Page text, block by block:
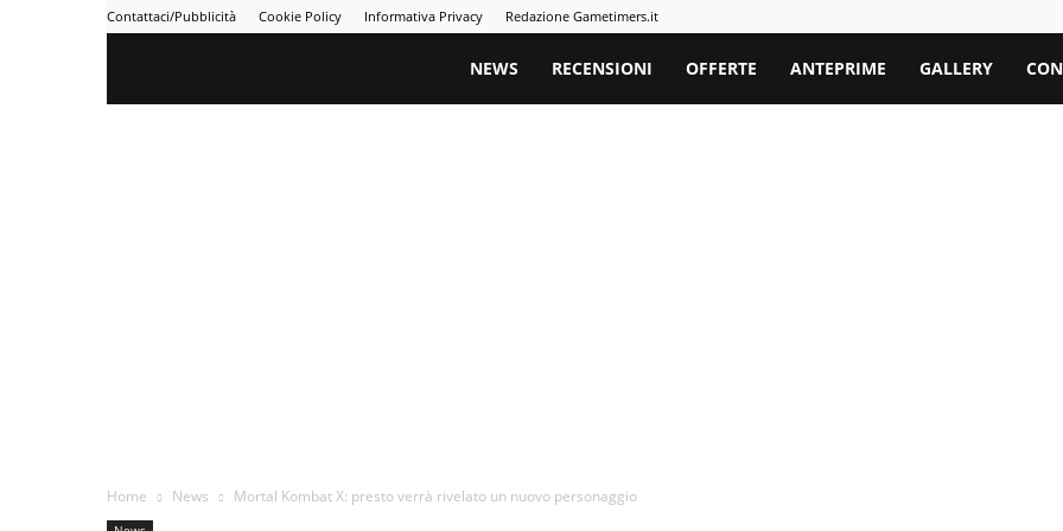
Contattaci/Pubblicità Cookie Policy Informativa Privacy Redazione Gametimers.it
Gametimers
NEWS RECENSIONI OFFERTE ANTEPRIME GALLERY
Home News Mortal Kombat X: presto verrà rivelato un nuovo personaggio